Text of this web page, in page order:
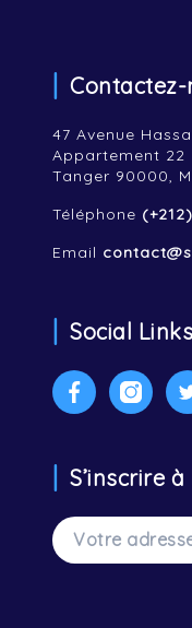
47 Avenue
Appartement 22
Tanger 90000,
Téléphone
Email
Social Links
Facebook
S’inscrire